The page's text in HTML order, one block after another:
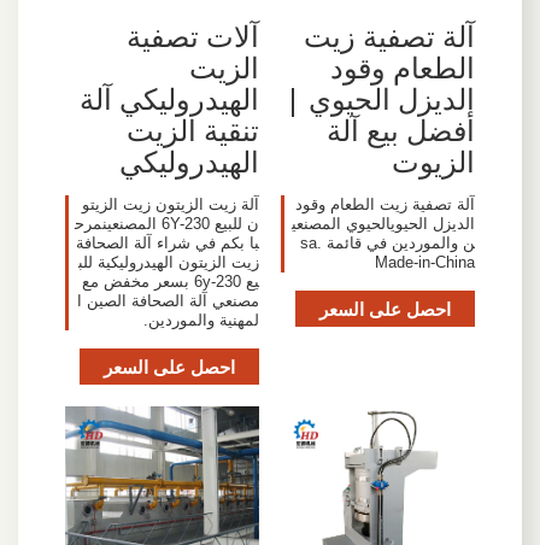
آلة تصفية زيت
الطعام وقود
الديزل الحيوي |
أفضل بيع آلة
الزيوت
آلة تصفية زيت الطعام وقود
الديزل الحيويالحيوي المصنعي
ن والموردين في قائمة sa.
Made-in-China
احصل على السعر
آلات تصفية
الزيت
الهيدروليكي آلة
تنقية الزيت
الهيدروليكي
آلة زيت الزيتون زيت الزيتو
ن للبيع 6Y-230 المصنعينمرح
با بكم في شراء آلة الصحافة
زيت الزيتون الهيدروليكية للب
يع 6y-230 بسعر مخفض مع
مصنعي آلة الصحافة الصين ا
لمهنية والموردين.
احصل على السعر